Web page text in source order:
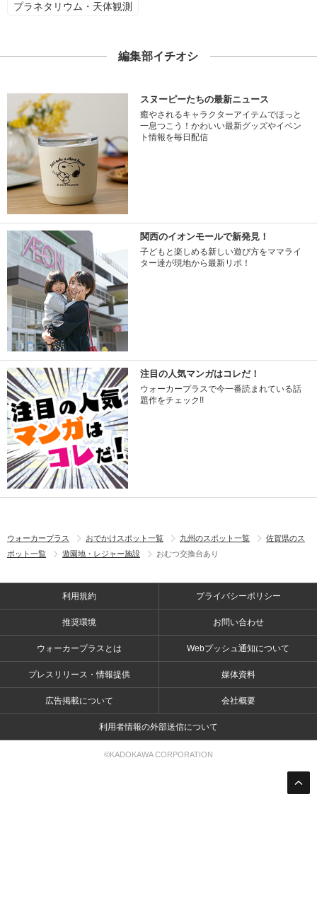
プラネタリウム・天体観測
編集部イチオシ
スヌーピーたちの最新ニュース
癒やされるキャラクターアイテムでほっと
一息つこう！かわいい最新グッズやイベン
ト情報を毎日配信
関西のイオンモールで新発見！
子どもと楽しめる新しい遊び方をママライ
ター達が現地から最新リポ！
注目の人気マンガはコレだ！
ウォーカープラスで今一番読まれている話
題作をチェック!!
ウォーカープラス おでかけスポット一覧 九州のスポット一覧
佐賀県のス
ポット一覧
遊園地・レジャー施設 おむつ交換台あり
利用規約 プライバシーポリシー
推奨環境 お問い合わせ
ウォーカープラスとは Webプッシュ通知について
プレスリリース・情報提供 媒体資料
広告掲載について 会社概要
利用者情報の外部送信について
©KADOKAWA CORPORATION